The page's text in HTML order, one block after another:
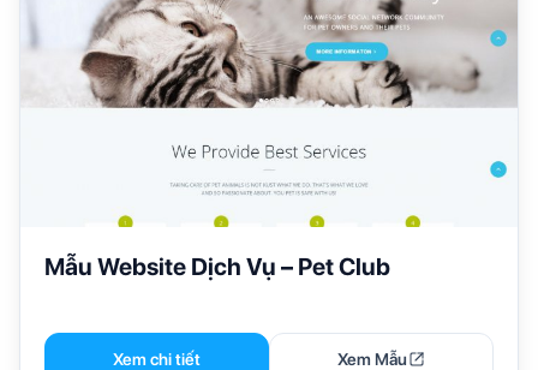
Mẫu Website Dịch Vụ – Pet Club
Xem chi tiết Xem Mẫu